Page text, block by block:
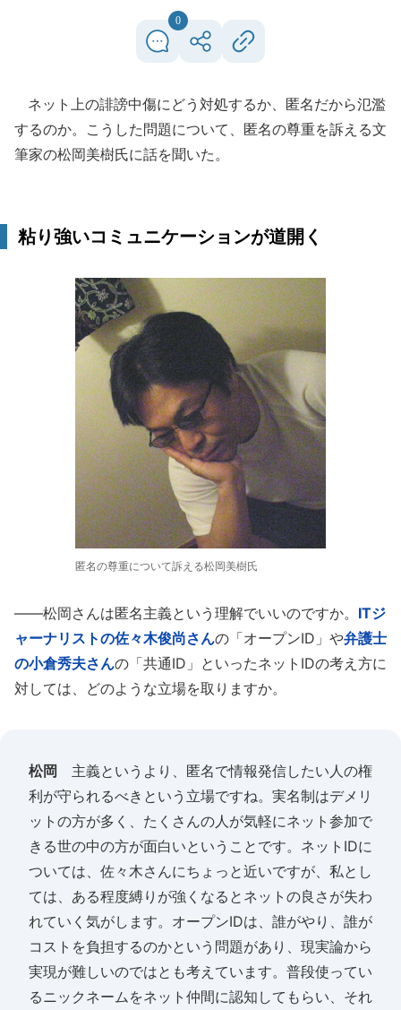
0
ネット上の誹謗中傷にどう対処するか、匿名だから氾濫
するのか。こうした問題について、匿名の尊重を訴える文
筆家の松岡美樹氏に話を聞いた。
粘り強いコミュニケーションが道開く
匿名の尊重について訴える松岡美樹氏
――松岡さんは匿名主義という理解でいいのですか。 ITジ
ャーナリストの佐々木俊尚さんの「オープンID」や弁護士
の小倉秀夫さんの「共通ID」といったネットIDの考え方に
対しては、どのような立場を取りますか。
松岡 主義というより、匿名で情報発信したい人の権
利が守られるべきという立場ですね。実名制はデメリ
ットの方が多く、たくさんの人が気軽にネット参加で
きる世の中の方が面白いということです。ネットIDに
ついては、佐々木さんにちょっと近いですが、私とし
ては、ある程度縛りが強くなるとネットの良さが失わ
れていく気がします。オープンIDは、誰がやり、誰が
コストを負担するのかという問題があり、現実論から
実現が難しいのではとも考えています。普段使ってい
るニックネームをネット仲間に認知してもらい、それ